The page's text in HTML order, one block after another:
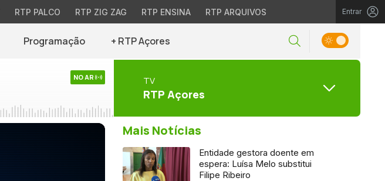
RTP PALCO RTP ZIG ZAG RTP ENSINA RTP ARQUIVOS Entrar
Programação + RTP Açores
NO AR TV
RTP Açores
Mais Notícias
Entidade gestora doente em
espera: Luísa Melo substitui
Filipe Ribeiro